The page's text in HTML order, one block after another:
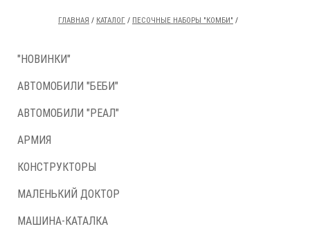
ГЛАВНАЯ / КАТАЛОГ / ПЕСОЧНЫЕ НАБОРЫ "КОМБИ" /
"НОВИНКИ"
АВТОМОБИЛИ "БЕБИ"
АВТОМОБИЛИ "РЕАЛ"
АРМИЯ
КОНСТРУКТОРЫ
МАЛЕНЬКИЙ ДОКТОР
МАШИНА-КАТАЛКА